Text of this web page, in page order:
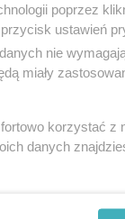
poprzez
ustawień
nie
miały
korzystać z
danych